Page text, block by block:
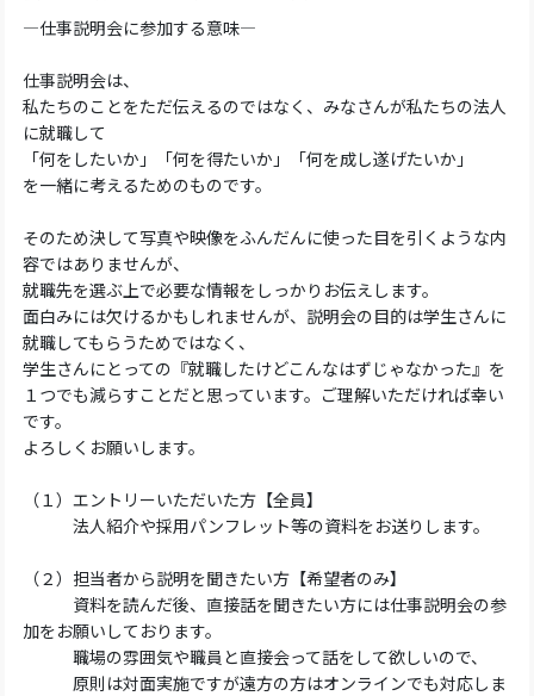
―仕事説明会に参加する意味―
仕事説明会は、
私たちのことをただ伝えるのではなく、みなさんが私たちの法人
に就職して
「何をしたいか」「何を得たいか」「何を成し遂げたいか」
を一緒に考えるためのものです。
そのため決して写真や映像をふんだんに使った目を引くような内
容ではありませんが、
就職先を選ぶ上で必要な情報をしっかりお伝えします。
面白みには欠けるかもしれませんが、説明会の目的は学生さんに
就職してもらうためではなく、
学生さんにとっての『就職したけどこんなはずじゃなかった』を
１つでも減らすことだと思っています。ご理解いただければ幸い
です。
よろしくお願いします。
（１）エントリーいただいた方【全員】
法人紹介や採用パンフレット等の資料をお送りします。
（２）担当者から説明を聞きたい方【希望者のみ】
資料を読んだ後、直接話を聞きたい方には仕事説明会の参
加をお願いしております。
職場の雰囲気や職員と直接会って話をして欲しいので、
原則は対面実施ですが遠方の方はオンラインでも対応しま